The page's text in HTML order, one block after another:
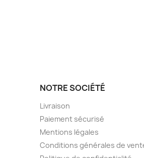
NOTRE SOCIÉTÉ
Livraison
Paiement sécurisé
Mentions légales
Conditions générales de